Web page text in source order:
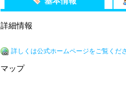
詳細情報
詳しくは公式ホームページをご覧くだ
マップ